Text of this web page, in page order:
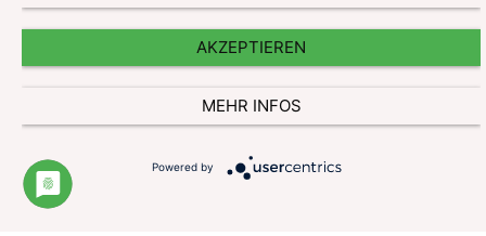
AKZEPTIEREN
MEHR INFOS
Powered by